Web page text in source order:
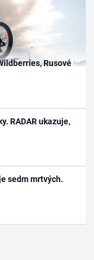
Rusové
RADAR ukazuje,
sedm mrtvých.